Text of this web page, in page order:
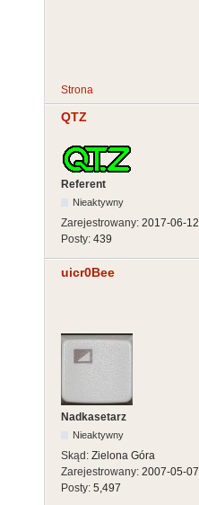
Strona
QTZ
Referent
Nieaktywny
Zarejestrowany: 2017-06-12
Posty: 439
uicr0Bee
Nadkasetarz
Nieaktywny
Skąd: Zielona Góra
Zarejestrowany: 2007-05-07
Posty: 5,497